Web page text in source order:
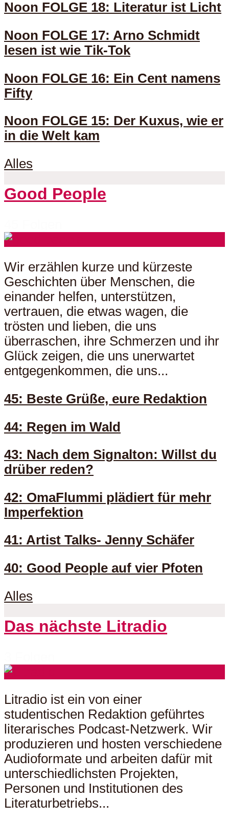
Noon FOLGE 18: Literatur ist Licht
Noon FOLGE 17: Arno Schmidt
lesen ist wie Tik-Tok
Noon FOLGE 16: Ein Cent namens
Fifty
Noon FOLGE 15: Der Kuxus, wie er
in die Welt kam
Alles
Good People
Wir erzählen kurze und kürzeste
Geschichten über Menschen, die
einander helfen, unterstützen,
vertrauen, die etwas wagen, die
trösten und lieben, die uns
überraschen, ihre Schmerzen und ihr
Glück zeigen, die uns unerwartet
entgegenkommen, die uns...
45: Beste Grüße, eure Redaktion
44: Regen im Wald
43: Nach dem Signalton: Willst du
drüber reden?
42: OmaFlummi plädiert für mehr
Imperfektion
41: Artist Talks- Jenny Schäfer
40: Good People auf vier Pfoten
Alles
Das nächste Litradio
Litradio ist ein von einer
studentischen Redaktion geführtes
literarisches Podcast-Netzwerk. Wir
produzieren und hosten verschiedene
Audioformate und arbeiten dafür mit
unterschiedlichsten Projekten,
Personen und Institutionen des
Literaturbetriebs...